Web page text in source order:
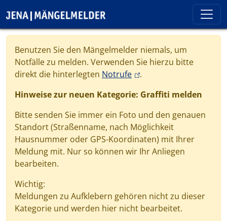
Benutzen Sie den Mängelmelder niemals, um
Notfälle zu melden. Verwenden Sie hierzu bitte
direkt die hinterlegten Notrufe(link is external)
.
Hinweise zur neuen Kategorie: Graffiti melden
Bitte senden Sie immer ein Foto und den genauen
Standort (Straßenname, nach Möglichkeit
Hausnummer oder GPS-Koordinaten) mit Ihrer
Meldung mit. Nur so können wir Ihr Anliegen
bearbeiten.
Wichtig:
Meldungen zu Aufklebern gehören nicht zu dieser
Kategorie und werden hier nicht bearbeitet.